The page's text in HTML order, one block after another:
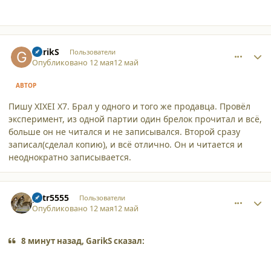
GarikS Пользователи
Опубликовано 12 мая12 май
АВТОР
Пишу XIXEI X7. Брал у одного и того же продавца. Провёл
эксперимент, из одной партии один брелок прочитал и всё,
больше он не читался и не записывался. Второй сразу
записал(сделал копию), и всё отлично. Он и читается и
неоднократно записывается.
petr5555 Пользователи
Опубликовано 12 мая12 май
8 минут назад, GarikS сказал: